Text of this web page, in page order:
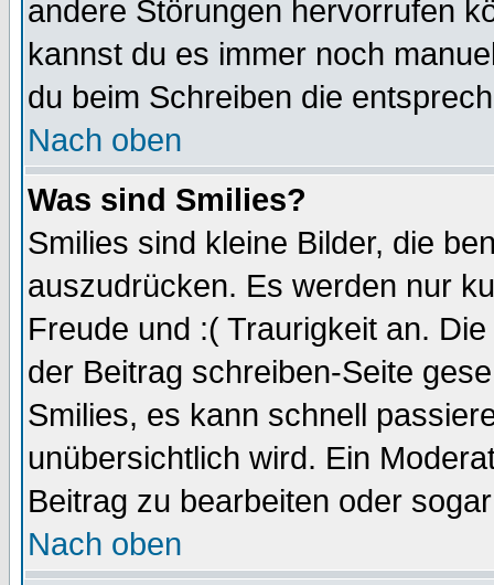
andere Störungen hervorrufen
kannst du es immer noch
du beim Schreiben die
Nach oben
Was sind Smilies?
Smilies sind kleine Bilder, die
auszudrücken. Es werden nur
Freude und :( Traurigkeit an.
der Beitrag schreiben-Seite
Smilies, es kann schnell
unübersichtlich wird. Ein
Beitrag zu bearbeiten oder
Nach oben